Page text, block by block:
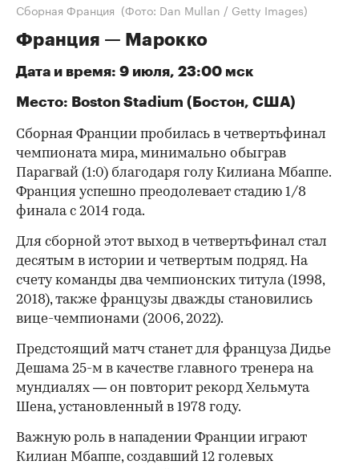
Сборная Франция (Фото: Dan Mullan / Getty Images)
Франция — Марокко
Дата и время: 9 июля, 23:00 мск
Место: Boston Stadium (Бостон, США)
00:00
Сборная Франции пробилась в четвертьфинал
чемпионата мира, минимально обыграв
Парагвай (1:0) благодаря голу Килиана Мбаппе.
Франция успешно преодолевает стадию 1/8
финала с 2014 года.
Для сборной этот выход в четвертьфинал стал
десятым в истории и четвертым подряд. На
счету команды два чемпионских титула (1998,
2018), также французы дважды становились
вице-чемпионами (2006, 2022).
Предстоящий матч станет для француза Дидье
Дешама 25-м в качестве главного тренера на
мундиалях — он повторит рекорд Хельмута
Шена, установленный в 1978 году.
Важную роль в нападении Франции играют
Килиан Мбаппе, создавший 12 голевых